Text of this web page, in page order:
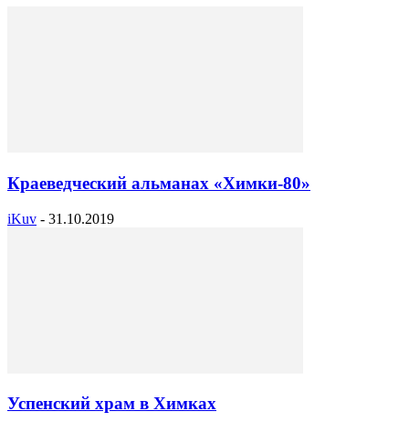
Краеведческий альманах «Химки-80»
iKuv - 31.10.2019
Успенский храм в Химках